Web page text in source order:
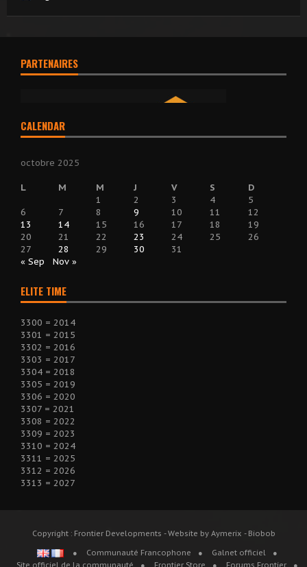
PARTENAIRES
CALENDAR
octobre 2025
L M M J V S
D
1
2 3 4
5
6
7 8 9 10 11
12
13
14 15 16 17 18
19
20
21 22 23 24 25
26
27
28 29 30
31
« Sep
Nov »
ELITE TIME
3300 = 2014
3301 = 2015
3302 = 2016
3303 = 2017
3304 = 2018
3305 = 2019
3306 = 2020
3307 = 2021
3308 = 2022
3309 = 2023
3310 = 2024
3311 = 2025
3312 = 2026
3313 = 2027
Copyright : Frontier Developments - Website by Aymerix - Biobob
Communauté Francophone
Galnet officiel